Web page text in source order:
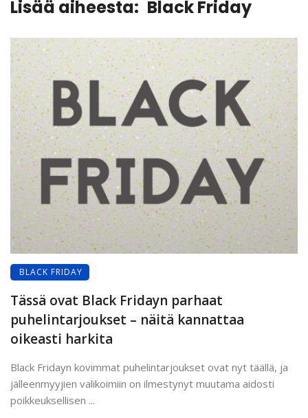
Lisää aiheesta: Black Friday
BLACK FRIDAY
Tässä ovat Black Fridayn parhaat
puhelintarjoukset – näitä kannattaa
oikeasti harkita
Black Fridayn kovimmat puhelintarjoukset ovat nyt täällä, ja
jälleenmyyjien valikoimiin on ilmestynyt muutama aidosti
poikkeuksellisen ...